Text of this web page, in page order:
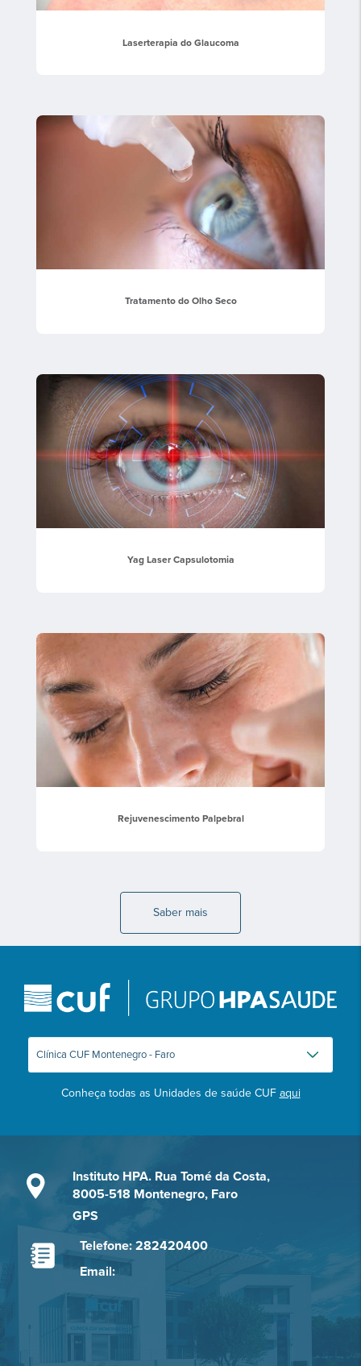
Laserterapia do Glaucoma
Tratamento do Olho Seco
Yag Laser Capsulotomia
Rejuvenescimento Palpebral
Saber mais
Conheça todas as Unidades de saúde CUF aqui
Instituto HPA. Rua Tomé da Costa,
8005-518 Montenegro, Faro
GPS
Telefone: 282420400
Email: